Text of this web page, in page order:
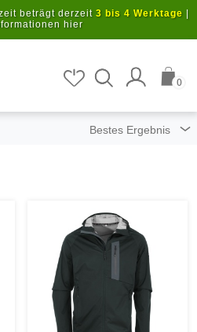
beträgt derzeit 3 bis 4 Werktage
hier
0